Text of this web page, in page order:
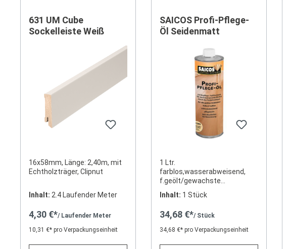
631 UM Cube
Sockelleiste Weiß
16x58mm, Länge: 2,40m, mit
Echtholzträger, Clipnut
Inhalt: 2.4 Laufender Meter
4,30 €*/ Laufender Meter
10,31 €* pro Verpackungseinheit
SAICOS Profi-Pflege-
Öl Seidenmatt
1 Ltr.
farblos,wasserabweisend,
f.geölt/gewachste
Inhalt: 1 Stück
34,68 €*/ Stück
34,68 €* pro Verpackungseinheit